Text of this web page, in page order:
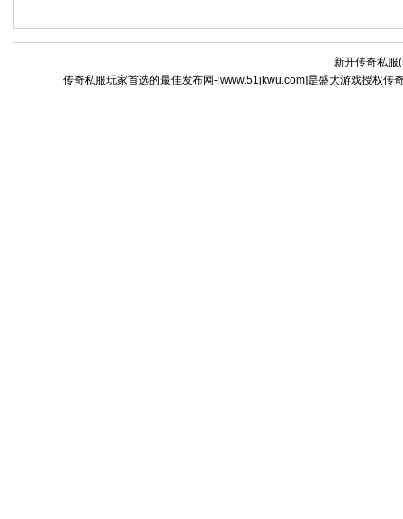
新开传奇私服(
传奇私服玩家首选的最佳发布网-[www.51jkwu.com]是盛大游戏授权传